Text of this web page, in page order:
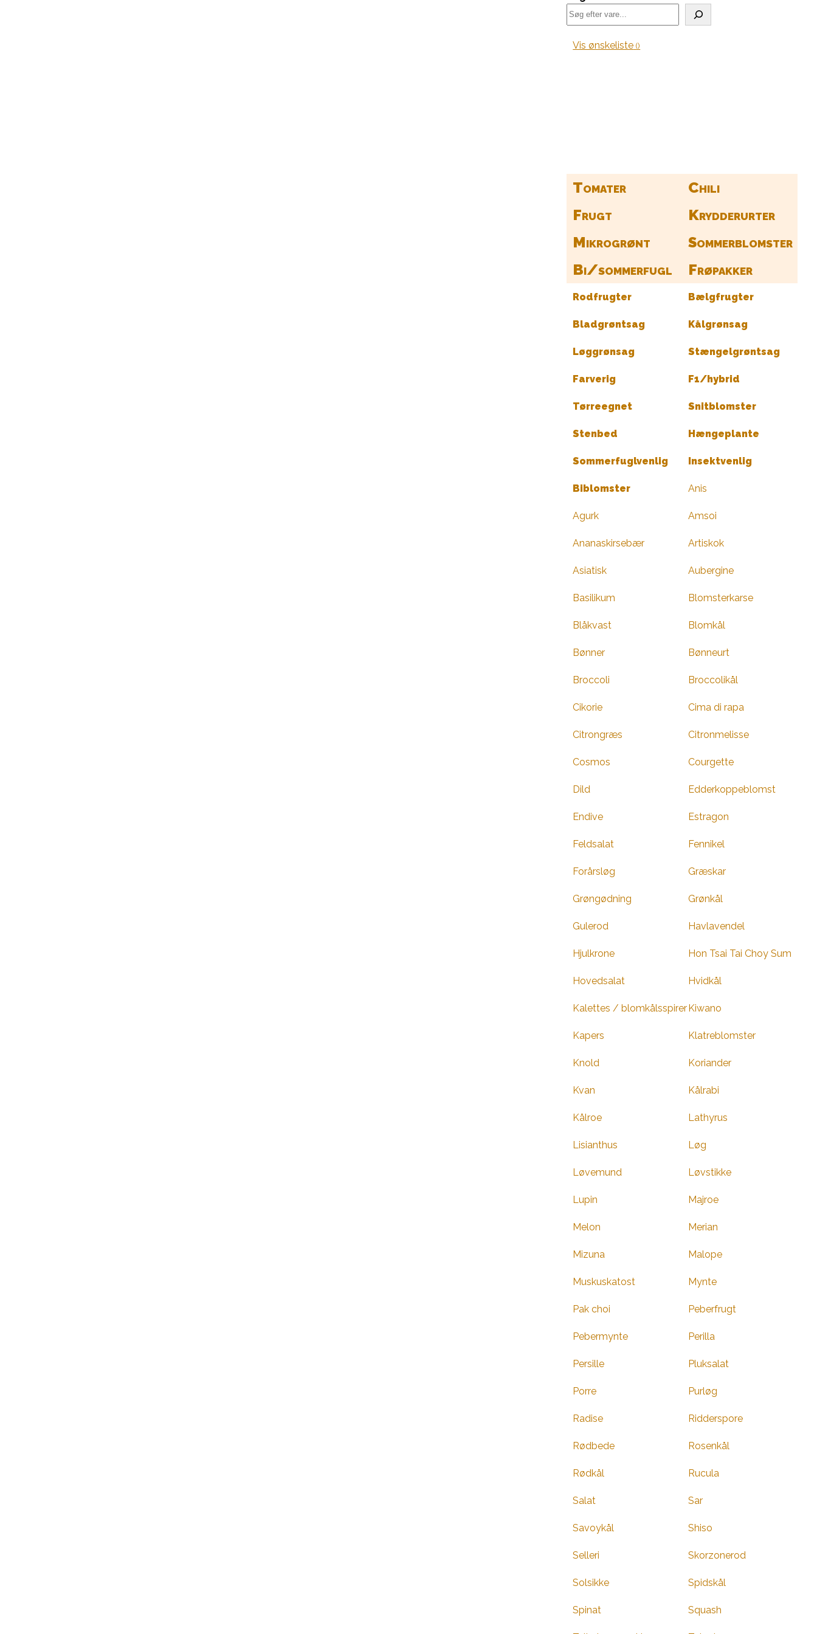
Vis ønskeliste
Tomater
Chili
Frugt
Krydderurter
Mikrogrønt
Sommerblomster
Bi/sommerfugl
Frøpakker
Rodfrugter Bælgfrugter
Bladgrøntsag Kålgrønsag
Løggrønsag Stængelgrøntsag
Farverig F1/hybrid
Tørreegnet Snitblomster
Stenbed Hængeplante
Sommerfuglvenlig Insektvenlig
Biblomster Anis
Agurk Amsoi
Ananaskirsebær Artiskok
Asiatisk Aubergine
Basilikum Blomsterkarse
Blåkvast Blomkål
Bønner Bønneurt
Broccoli Broccolikål
Cikorie Cima di rapa
Citrongræs Citronmelisse
Cosmos Courgette
Dild Edderkoppeblomst
Endive Estragon
Feldsalat Fennikel
Forårsløg Græskar
Grøngødning Grønkål
Gulerod Havlavendel
Hjulkrone Hon Tsai Tai Choy Sum
Hovedsalat Hvidkål
Kalettes / blomkålsspirerKiwano
Kapers Klatreblomster
Knold Koriander
Kvan Kålrabi
Kålroe Lathyrus
Lisianthus Løg
Løvemund Løvstikke
Lupin Majroe
Melon Merian
Mizuna Malope
Muskuskatost Mynte
Pak choi Peberfrugt
Pebermynte Perilla
Persille Pluksalat
Porre Purløg
Radise Ridderspore
Rødbede Rosenkål
Rødkål Rucula
Salat Sar
Savoykål Shiso
Selleri Skorzonerod
Solsikke Spidskål
Spinat Squash